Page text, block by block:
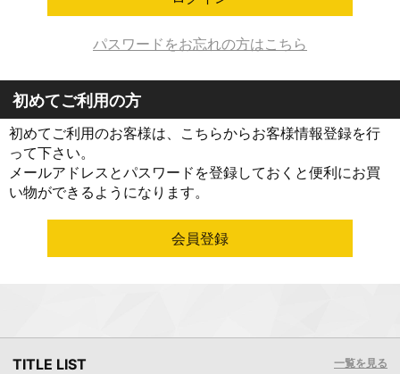
パスワードをお忘れの方はこちら
初めてご利用の方
初めてご利用のお客様は、こちらからお客様情報登録を行
って下さい。
メールアドレスとパスワードを登録しておくと便利にお買
い物ができるようになります。
TITLE LIST 一覧を見る